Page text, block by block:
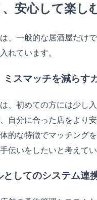
安心して楽し
、一般的な居酒屋だけ
れています。
スマッチを減らす
、初めての方には少し
自分に合った店をより
的な特徴でマッチン
伝いをしたいと考えてい
としてのシステム連